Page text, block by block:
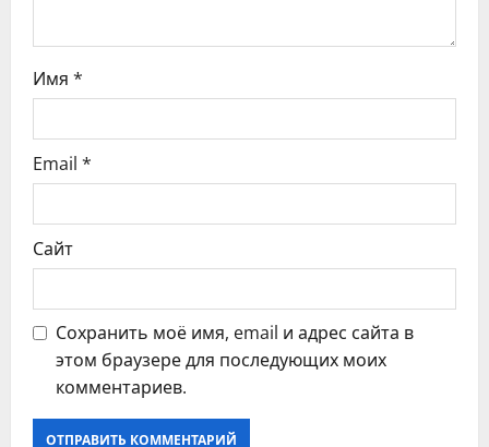
и
я
Имя *
Email *
Сайт
Сохранить моё имя, email и адрес сайта в
этом браузере для последующих моих
комментариев.